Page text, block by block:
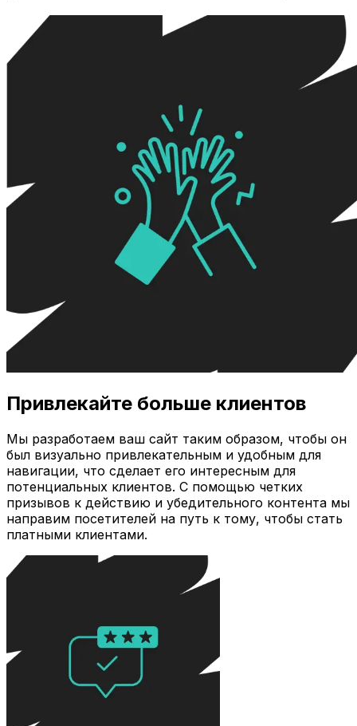
Привлекайте больше клиентов
Мы разработаем ваш сайт таким образом, чтобы он
был визуально привлекательным и удобным для
навигации, что сделает его интересным для
потенциальных клиентов. С помощью четких
призывов к действию и убедительного контента мы
направим посетителей на путь к тому, чтобы стать
платными клиентами.